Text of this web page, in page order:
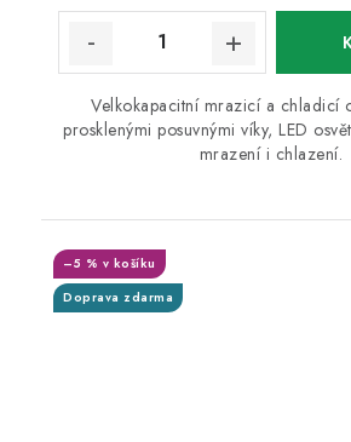
Velkokapacitní mrazicí a chladicí
prosklenými posuvnými víky, LED
mrazení i chlazení.
Doprava zdarma
–5 % v košíku